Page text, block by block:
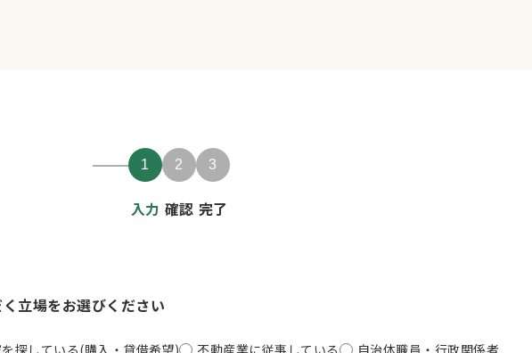
1
入力
2
確認
3
完了
立場をお選びください
探している(購入・貸借希望) 不動産業に従事している
自治体職員・行政関係者